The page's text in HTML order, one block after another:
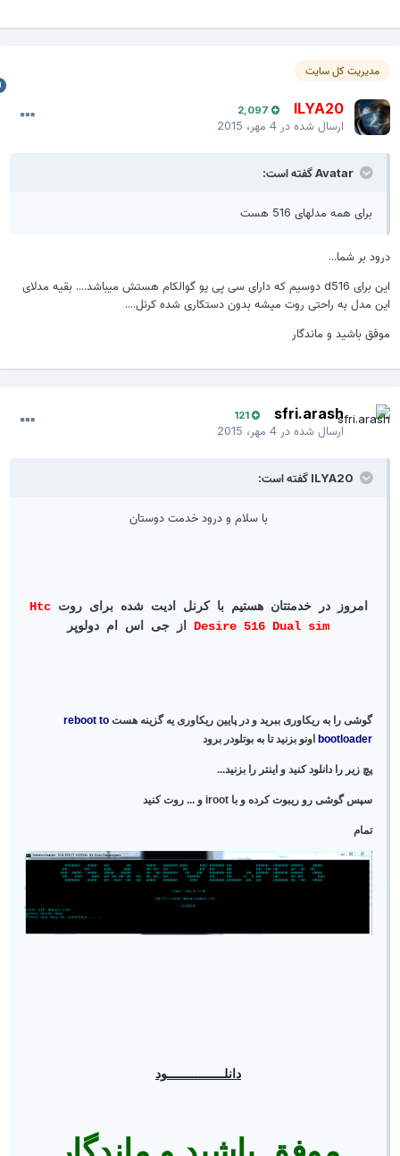
مدیریت کل سایت
ILYA20
ارسال شده در4 مهر، 2015
Avatar گفته است:
برای همه مدلهای 516 هست
بر شما...
این برای d516 دوسیم که دارای سی پی یو گوالکام هستش میباشد.... بقیه مدلای
مدل به راحتی روت میشه بدون دستکاری شده کرنل....
باشید و ماندگار
sfri.arash
ارسال شده در4 مهر، 2015
ILYA20 گفته است:
با سلام و درود خدمت دوستان
امروز در خدمتتان هستیم با کرنل ادیت شده برای روتHtc
Desire 516 Dual simاز جی اس ام دولوپر
گوشی را به ریکاوری ببرید و در پایین ریکاوری یه گزینه هستreboot to
bootloaderاونو بزنید تا به بوتلودر برود
پچ زیر را دانلود کنید و اینتر را بزنید...
سپس گوشی رو ریبوت کرده و با iroot و ... روت کنید
تمام
دانلــــــــــــــــود